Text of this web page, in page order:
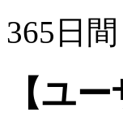
365日間
【ユ